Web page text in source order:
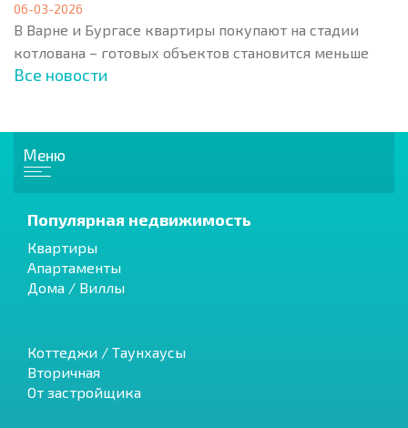
06-03-2026
В Варне и Бургасе квартиры покупают на стадии
котлована – готовых объектов становится меньше
Все новости
Меню
Популярная недвижимость
Квартиры
Апартаменты
Дома / Виллы
Коттеджи / Таунхаусы
Вторичная
От застройщика